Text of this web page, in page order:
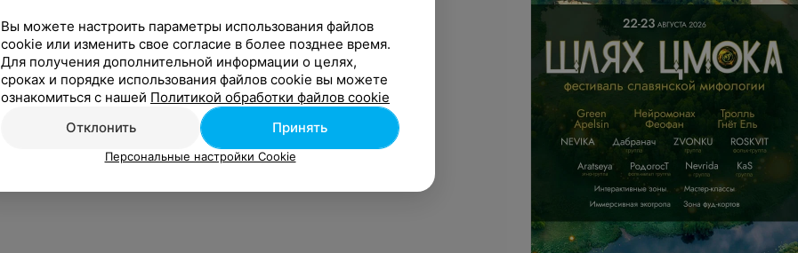
Вы можете настроить параметры использования файлов
cookie или изменить свое согласие в более позднее время.
Для получения дополнительной информации о целях,
сроках и порядке использования файлов cookie вы можете
ознакомиться с нашей Политикой обработки файлов cookie
Отклонить
Принять
Персональные настройки Cookie